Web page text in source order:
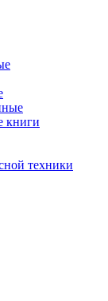
книги
техники